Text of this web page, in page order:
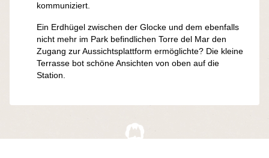
kommuniziert.
Ein Erdhügel zwischen der Glocke und dem ebenfalls
nicht mehr im Park befindlichen Torre del Mar den
Zugang zur Aussichtsplattform ermöglichte? Die kleine
Terrasse bot schöne Ansichten von oben auf die
Station.